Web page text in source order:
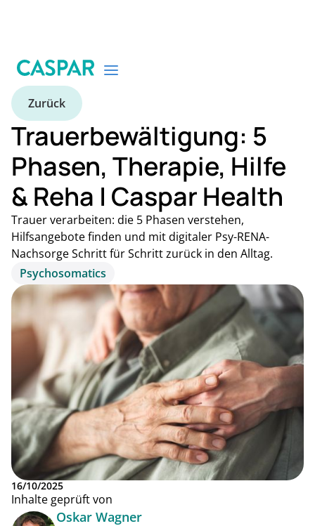
Zurück
Trauerbewältigung: 5
Phasen, Therapie, Hilfe
& Reha | Caspar Health
Trauer verarbeiten: die 5 Phasen verstehen,
Hilfsangebote finden und mit digitaler Psy-RENA-
Nachsorge Schritt für Schritt zurück in den Alltag.
Psychosomatics
16/10/2025
Inhalte geprüft von
Oskar Wagner